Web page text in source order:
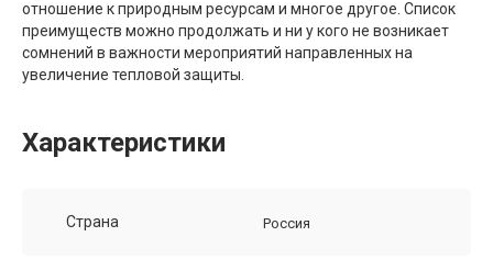
отношение к природным ресурсам и многое другое. Список
преимуществ можно продолжать и ни у кого не возникает
сомнений в важности мероприятий направленных на
увеличение тепловой защиты.
Характеристики
Страна Россия